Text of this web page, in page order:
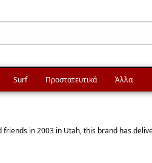
Surf Προστατευτικά Άλλα
friends in 2003 in Utah, this brand has